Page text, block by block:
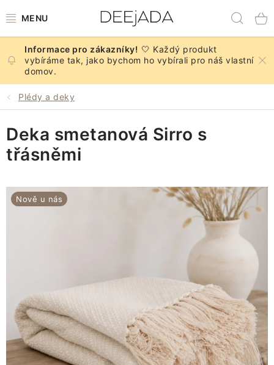
na
NOVINKY
PODZIM
KUCHYNĚ A STOLOVÁNÍ
JARO
Doprava a platba
FAQ - nejčastější dotazy
Vrácení zboží a reklamace
Obchodní podmínky
🤍 Každý produkt
vybíráme tak, jako bychom ho vybírali pro náš vlastní
domov.
Plédy a deky
Deka smetanová Sirro s
třásněmi
Nově u nás